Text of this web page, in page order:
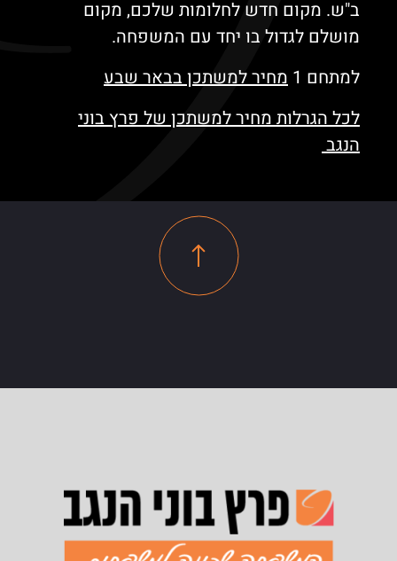
ב"ש. מקום חדש לחלומות שלכם, מקום
מושלם לגדול בו יחד עם המשפחה.
למתחם 1
מחיר למשתכן בבאר שבע
לכלהגרלות מחיר למשתכןשל פרץ בוני
הנגב